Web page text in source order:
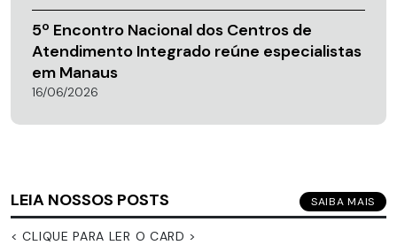
5º Encontro Nacional dos Centros de
Atendimento Integrado reúne especialistas
em Manaus
16/06/2026
LEIA NOSSOS POSTS SAIBA MAIS
< CLIQUE PARA LER O CARD >